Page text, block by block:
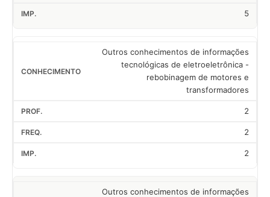
5
Outros conhecimentos de informações
tecnológicas de eletroeletrônica -
rebobinagem de motores e
transformadores
2
2
2
Outros conhecimentos de informações